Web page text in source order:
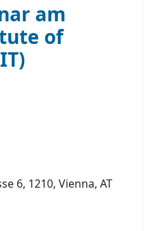
am
of
6, 1210, Vienna, AT